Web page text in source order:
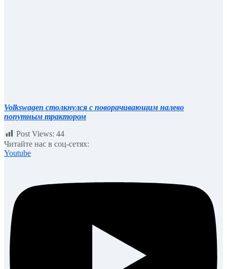
Volkswagen столкнулся с поворачивающим налево
попутным трактором
Post Views: 44
Читайте нас в соц-сетях:
Youtube